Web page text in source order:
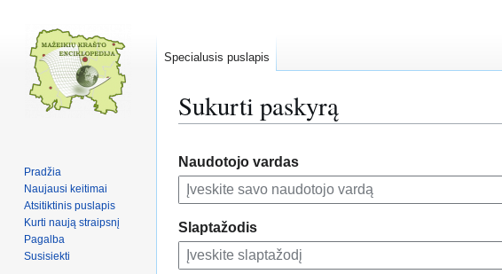
Sukurti paskyrą
į
navigaciją
to
search
Naudotojo vardas
Slaptažodis
Specialusis puslapis
Pradžia
Naujausi keitimai
Atsitiktinis puslapis
Kurti naują straipsnį
Pagalba
Susisiekti